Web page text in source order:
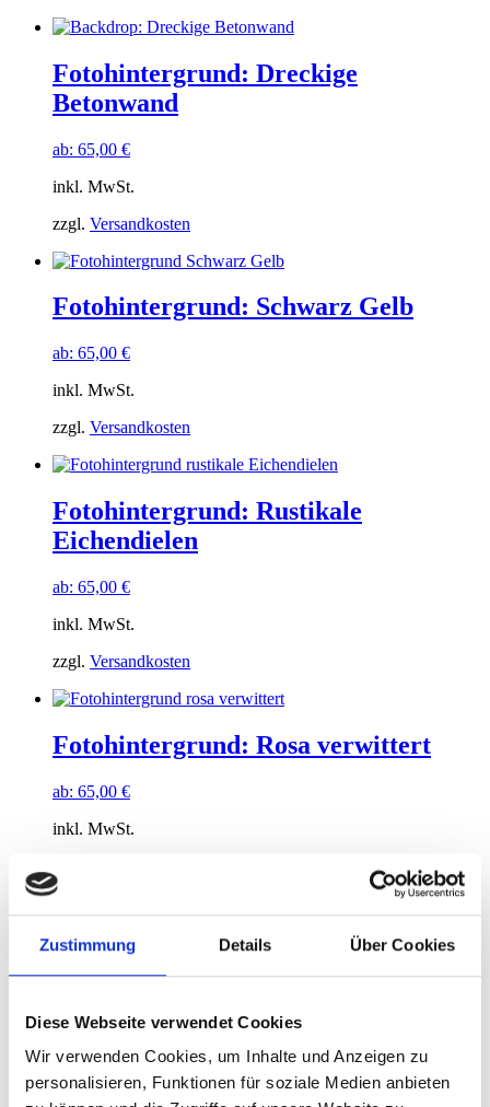
Zustimmung Details Über Cookies
Diese Webseite verwendet Cookies
Wir verwenden Cookies, um Inhalte und Anzeigen zu
personalisieren, Funktionen für soziale Medien anbieten
Fotohintergrund: Dreckige
Betonwand
ab: 65,00 €
inkl. MwSt.
zzgl. Versandkosten
Fotohintergrund: Schwarz Gelb
ab: 65,00 €
inkl. MwSt.
zzgl. Versandkosten
Fotohintergrund: Rustikale
Eichendielen
ab: 65,00 €
inkl. MwSt.
zzgl. Versandkosten
Fotohintergrund: Rosa verwittert
ab: 65,00 €
inkl. MwSt.
Fotohintergrund: Graffiti
Bahnhofwand
ab:65,00€
inkl. MwSt.
zzgl.
Versandkosten